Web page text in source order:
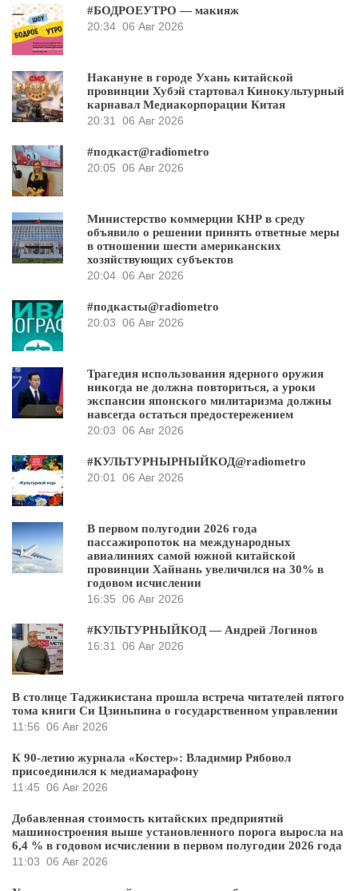
#БОДРОЕУТРО — макияж
20:34 06 Авг 2026
Накануне в городе Ухань китайской
провинции Хубэй стартовал Кинокультурный
карнавал Медиакорпорации Китая
20:31
06 Авг 2026
#подкаст@radiometro
20:05 06 Авг 2026
Министерство коммерции КНР в среду
объявило о решении принять ответные меры
в отношении шести американских
хозяйствующих субъектов
20:04 06 Авг 2026
#подкасты@radiometro
20:03 06 Авг 2026
Трагедия использования ядерного оружия
никогда не должна повториться, а уроки
экспансии японского милитаризма должны
навсегда остаться предостережением
20:03 06 Авг 2026
#КУЛЬТУРНЫРНЫЙКОД@radiometro
20:01
06 Авг 2026
В первом полугодии 2026 года
пассажиропоток на международных
авиалиниях самой южной китайской
провинции Хайнань увеличился на 30% в
годовом исчислении
16:35 06 Авг 2026
#КУЛЬТУРНЫЙКОД — Андрей Логинов
16:31
06 Авг 2026
В столице Таджикистана прошла встреча читателей пятого
тома книги Си Цзиньпина о государственном управлении
11:56 06 Авг 2026
К 90-летию журнала «Костер»: Владимир Рябовол
присоединился к медиамарафону
11:45 06 Авг 2026
Добавленная стоимость китайских предприятий
машиностроения выше установленного порога выросла на
6,4 % в годовом исчислении в первом полугодии 2026 года
11:03 06 Авг 2026